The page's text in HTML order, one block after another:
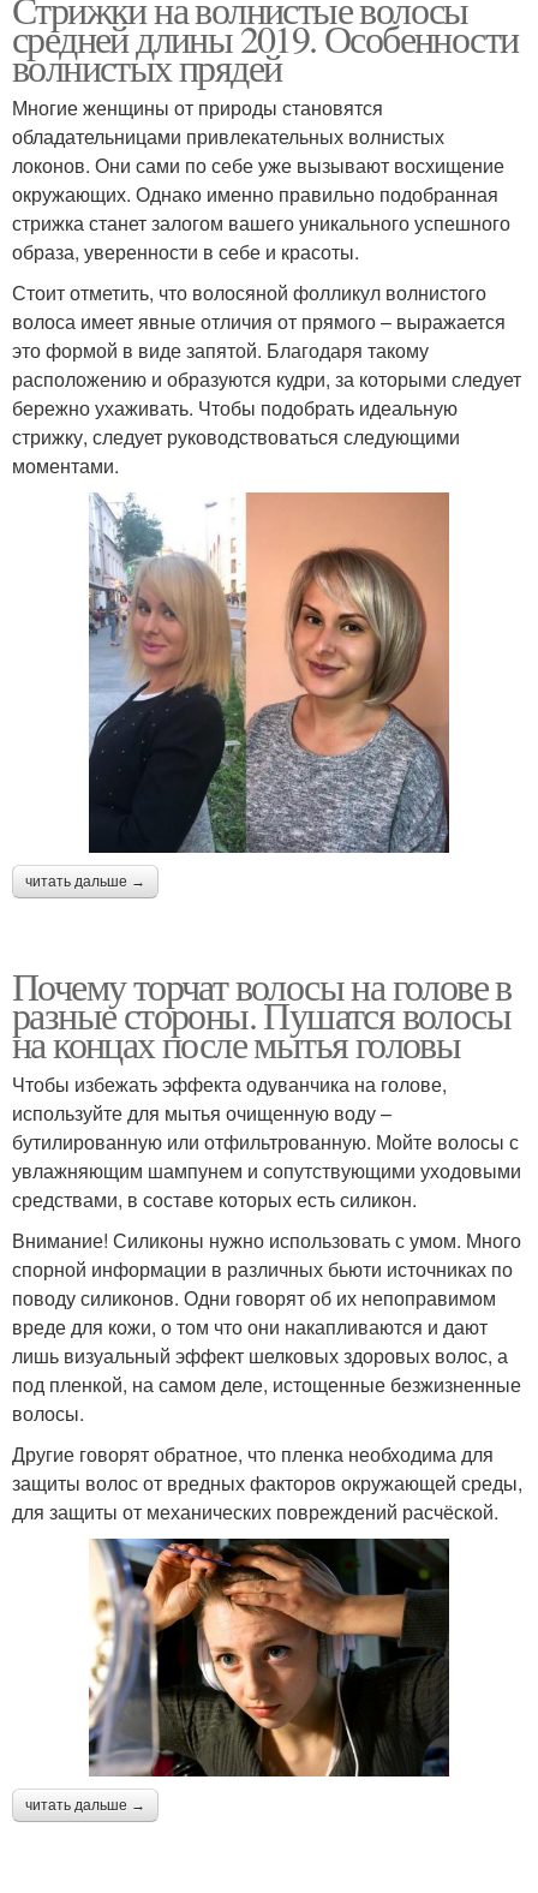
средней длины 2019. Особенности
волнистых прядей
Многие женщины от природы становятся
обладательницами привлекательных волнистых
локонов. Они сами по себе уже вызывают восхищение
окружающих. Однако именно правильно подобранная
стрижка станет залогом вашего уникального успешного
образа, уверенности в себе и красоты.
Стоит отметить, что волосяной фолликул волнистого
волоса имеет явные отличия от прямого – выражается
это формой в виде запятой. Благодаря такому
расположению и образуются кудри, за которыми следует
бережно ухаживать. Чтобы подобрать идеальную
стрижку, следует руководствоваться следующими
моментами.
читать дальше →
Почему торчат волосы на голове в
разные стороны. Пушатся волосы
на концах после мытья головы
Чтобы избежать эффекта одуванчика на голове,
используйте для мытья очищенную воду –
бутилированную или отфильтрованную. Мойте волосы с
увлажняющим шампунем и сопутствующими уходовыми
средствами, в составе которых есть силикон.
Внимание! Силиконы нужно использовать с умом. Много
спорной информации в различных бьюти источниках по
поводу силиконов. Одни говорят об их непоправимом
вреде для кожи, о том что они накапливаются и дают
лишь визуальный эффект шелковых здоровых волос, а
под пленкой, на самом деле, истощенные безжизненные
волосы.
Другие говорят обратное, что пленка необходима для
защиты волос от вредных факторов окружающей среды,
для защиты от механических повреждений расчёской.
читать дальше →